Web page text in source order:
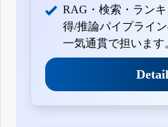
RAG・検索・ラン
得/推論パイプライ
一気通貫で担います